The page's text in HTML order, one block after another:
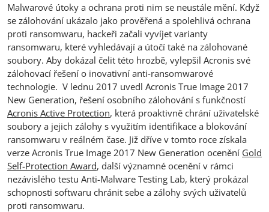
Malwarové útoky a ochrana proti nim se neustále mění. Když
se zálohování ukázalo jako prověřená a spolehlivá ochrana
proti ransomwaru, hackeři začali vyvíjet varianty
ransomwaru, které vyhledávají a útočí také na zálohované
soubory. Aby dokázal čelit této hrozbě, vylepšil Acronis své
zálohovací řešení o inovativní anti-ransomwarové
technologie. V lednu 2017 uvedl Acronis True Image 2017
New Generation, řešení osobního zálohování s funkčností
Acronis Active Protection, která proaktivně chrání uživatelské
soubory a jejich zálohy s využitím identifikace a blokování
ransomwaru v reálném čase. Již dříve v tomto roce získala
verze Acronis True Image 2017 New Generation ocenění Gold
Self-Protection Award, další významné ocenění v rámci
nezávislého testu Anti-Malware Testing Lab, který prokázal
schopnosti softwaru chránit sebe a zálohy svých uživatelů
proti ransomwaru.